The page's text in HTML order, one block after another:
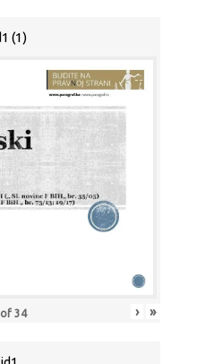
(1)
of 34 › »